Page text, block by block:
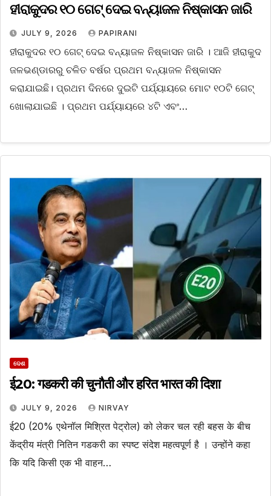
ହୀରାକୁଦର ୧୦ ଗେଟ୍ ଦେଇ ବନ୍ୟାଜଳ ନିଷ୍କାସନ ଜାରି
JULY 9, 2026 PAPIRANI
ହୀରାକୁଦର ୧୦ ଗେଟ୍ ଦେଇ ବନ୍ୟାଜଳ ନିଷ୍କାସନ ଜାରି । ଆଜି ହୀରାକୁଦ
ଜଳଭଣ୍ଡାରରୁ ଚଳିତ ବର୍ଷର ପ୍ରଥମ ବନ୍ୟାଜଳ ନିଷ୍କାସନ
କରାଯାଇଛି। ପ୍ରଥମ ଦିନରେ ଦୁଇଟି ପର୍ଯ୍ୟାୟରେ ମୋଟ ୧୦ଟି ଗେଟ୍
ଖୋଲାଯାଇଛି । ପ୍ରଥମ ପର୍ଯ୍ୟାୟରେ ୪ଟି ଏବଂ…
ଦେଶ
ई20: गडकरी की चुनौती और हरित भारत की दिशा
JULY 9, 2026 NIRVAY
ई20 (20% एथेनॉल मिश्रित पेट्रोल) को लेकर चल रही बहस के बीच
केंद्रीय मंत्री नितिन गडकरी का स्पष्ट संदेश महत्वपूर्ण है । उन्होंने कहा
कि यदि किसी एक भी वाहन…